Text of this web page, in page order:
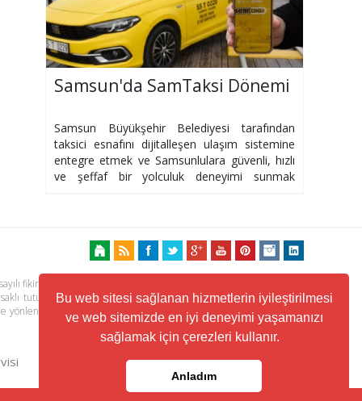
Bu web sitesi sağlanan hizmetlerin iyileştirilmesi
ve web sitemizde en iyi deneyimi yaşamanızı
sağlamak için çerezleri kullanır.
Anladım
Samsun'da SamTaksi Dönemi
Samsun Büyükşehir Belediyesi tarafından
taksici esnafını dijitalleşen ulaşım sistemine
entegre etmek ve Samsunlulara güvenli, hızlı
ve şeffaf bir yolculuk deneyimi sunmak
fikir ve sanat eserleri kanunu ile korunmaktadır. Her türlü haber,
tutulmaktadır. Yayınlanan köşe yazılarından, haberlere ve köşe
yönlendiren linklerin içeriklerinden www.kuzeyhaber.com sorumlu
Trafik ve Yol Durumu